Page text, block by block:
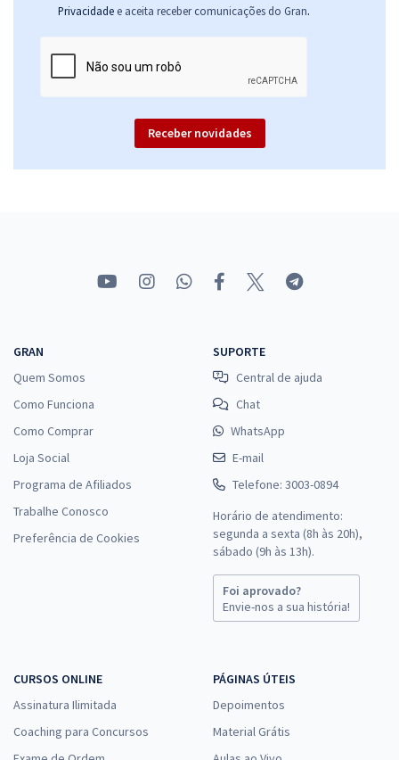
Privacidade e aceita receber comunicações do Gran.
Receber novidades
GRAN
Quem Somos
Como Funciona
Como Comprar
Loja Social
Programa de Afiliados
Trabalhe Conosco
Preferência de Cookies
SUPORTE
Central de ajuda
Chat
WhatsApp
E-mail
Telefone: 3003-0894
Horário de atendimento:
segunda a sexta (8h às 20h),
sábado (9h às 13h).
Foi aprovado?
Envie-nos a sua história!
CURSOS ONLINE
Assinatura Ilimitada
Coaching para Concursos
PÁGINAS ÚTEIS
Depoimentos
Material Grátis